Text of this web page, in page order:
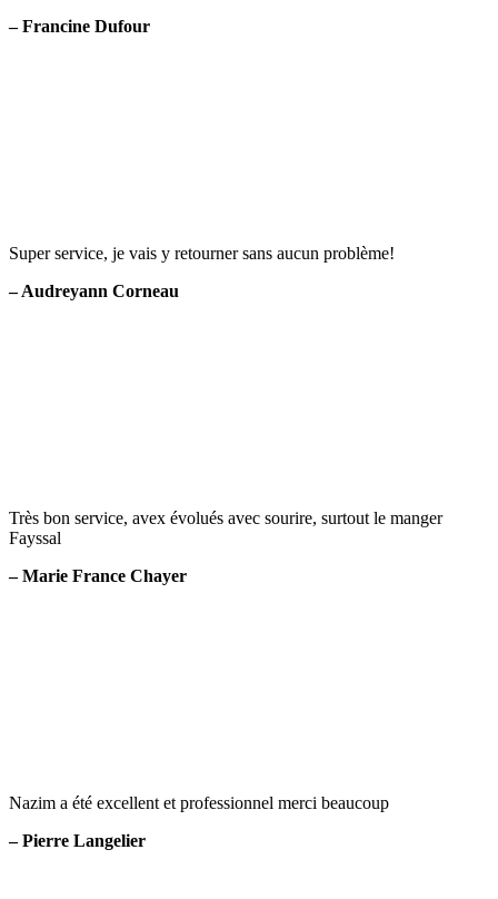
– Francine Dufour
Super service, je vais y retourner sans aucun problème!
– Audreyann Corneau
Très bon service, avex évolués avec sourire, surtout le manger
Fayssal
– Marie France Chayer
Nazim a été excellent et professionnel merci beaucoup
– Pierre Langelier